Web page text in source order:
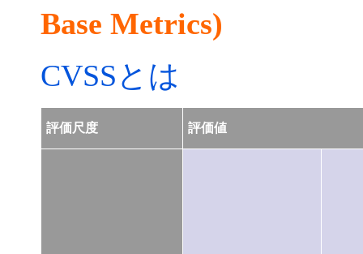
Base Metrics)
CVSSとは
評価尺度 評価値